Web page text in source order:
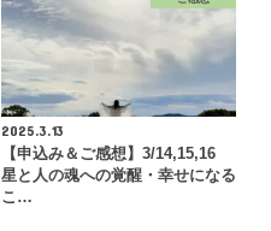
2025.3.13
【申込み＆ご感想】3/14,15,16
星と人の魂への覚醒・幸せになる
こ…